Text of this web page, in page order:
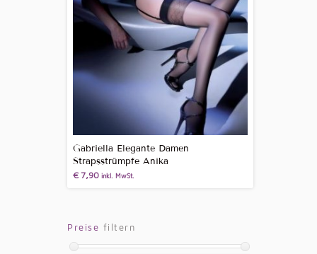
Gabriella Elegante Damen
Strapsstrümpfe Anika
€7,90 inkl. MwSt.
Preise filtern